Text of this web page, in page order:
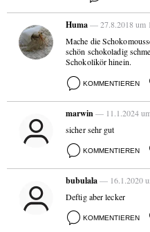
Huma— 27.8.2018 um
Mache die
schön schokoladig
Schokolikör hinein.
KOMMENTIEREN
marwin— 11.1.2024
sicher sehr gut
KOMMENTIEREN
bubulala— 16.1.2020
Deftig aber lecker
KOMMENTIEREN